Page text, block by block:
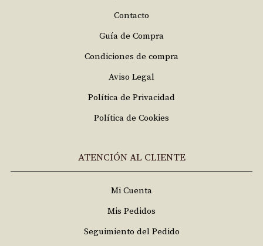
Contacto
Guía de Compra
Condiciones de compra
Aviso Legal
Política de Privacidad
Política de Cookies
ATENCIÓN AL CLIENTE
Mi Cuenta
Mis Pedidos
Seguimiento del Pedido